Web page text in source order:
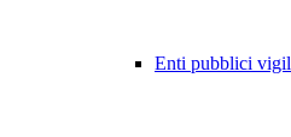
Enti pubblici